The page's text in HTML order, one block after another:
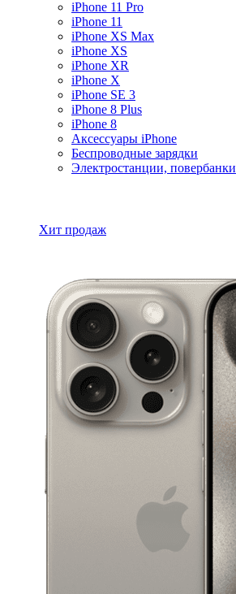
iPhone 11 Pro
iPhone 11
iPhone XS Max
iPhone XS
iPhone XR
iPhone X
iPhone SE 3
iPhone 8 Plus
iPhone 8
Аксессуары iPhone
Беспроводные зарядки
Электростанции, повербанки
Хит продаж